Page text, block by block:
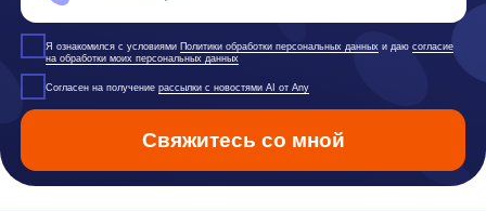
программного обеспечения